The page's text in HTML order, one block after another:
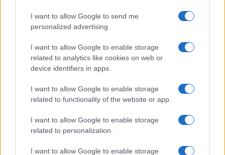
I want to allow Google to send me
personalized advertising.
I want to allow Google to enable storage
related to analytics like cookies on web or
device identifiers in apps.
I want to allow Google to enable storage
related to functionality of the website or app.
I want to allow Google to enable storage
related to personalization.
I want to allow Google to enable storage
Ricevi le nostre ultime news
Condividi l'articolo
F T PiW